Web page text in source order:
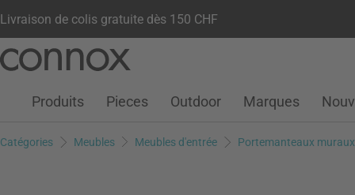
Livraison de colis gratuite dès 150 CHF
contenu
Votre compteListe de souhaits
Warenkorb
Produits Pieces Outdoor Marques
Catégories Meubles Meubles d'entrée Portemanteaux muraux